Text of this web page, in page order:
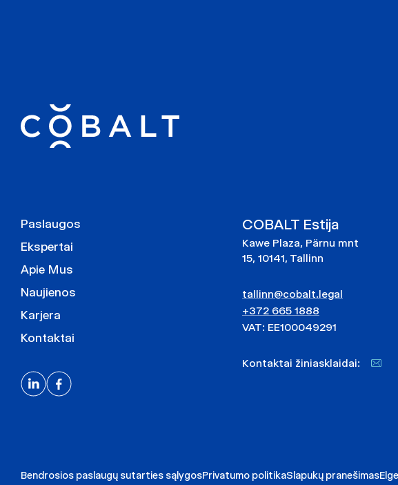
Paslaugos
Ekspertai
Apie Mus
Naujienos
Karjera
Kontaktai
COBALT Estija
Kawe Plaza, Pärnu mnt
15, 10141, Tallinn
tallinn@cobalt.legal
+372 665 1888
VAT: EE100049291
Kontaktai žiniasklaidai:
Bendrosios paslaugų sutarties sąlygosPrivatumo politikaSlapukų pranešimas